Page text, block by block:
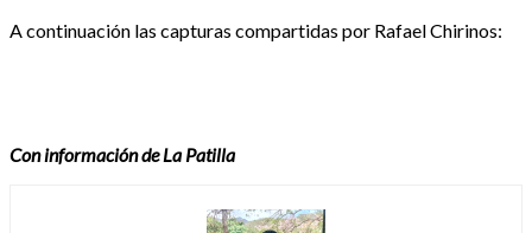
A continuación las capturas compartidas por Rafael Chirinos:
Con información de La Patilla